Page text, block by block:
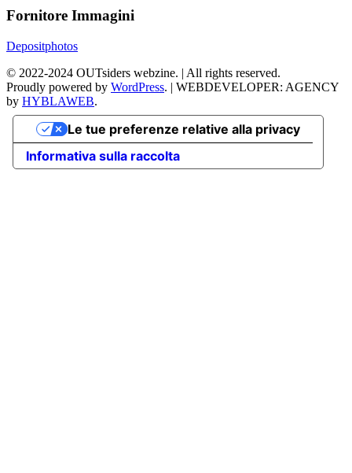
Fornitore Immagini
Depositphotos
© 2022-2024 OUTsiders webzine. | All rights reserved.
Proudly powered by WordPress. | WEBDEVELOPER: AGENCY
by HYBLAWEB.
Informativa sulla raccolta
Le tue preferenze relative alla privacy